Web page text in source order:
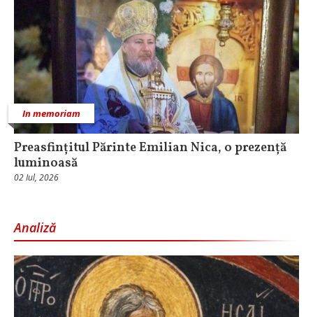
In memoriam
Preasfințitul Părinte Emilian Nica, o prezență
luminoasă
02 Iul, 2026
Analiză